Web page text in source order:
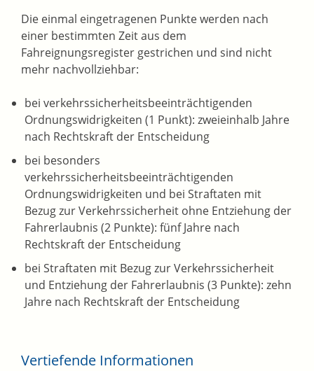
Die einmal eingetragenen Punkte werden nach
einer bestimmten Zeit aus dem
Fahreignungsregister gestrichen und sind nicht
mehr nachvollziehbar:
bei verkehrssicherheitsbeeinträchtigenden
Ordnungswidrigkeiten (1 Punkt): zweieinhalb Jahre
nach Rechtskraft der Entscheidung
bei besonders
verkehrssicherheitsbeeinträchtigenden
Ordnungswidrigkeiten und bei Straftaten mit
Bezug zur Verkehrssicherheit ohne Entziehung der
Fahrerlaubnis (2 Punkte): fünf Jahre nach
Rechtskraft der Entscheidung
bei Straftaten mit Bezug zur Verkehrssicherheit
und Entziehung der Fahrerlaubnis (3 Punkte): zehn
Jahre nach Rechtskraft der Entscheidung
Vertiefende Informationen